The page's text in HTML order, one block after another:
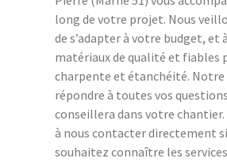
long de votre projet. Nous
de s’adapter à votre budget, et
matériaux de qualité et fiables
charpente et étanchéité. Notre
répondre à toutes vos
conseillera dans votre
à nous contacter directement
souhaitez connaître les